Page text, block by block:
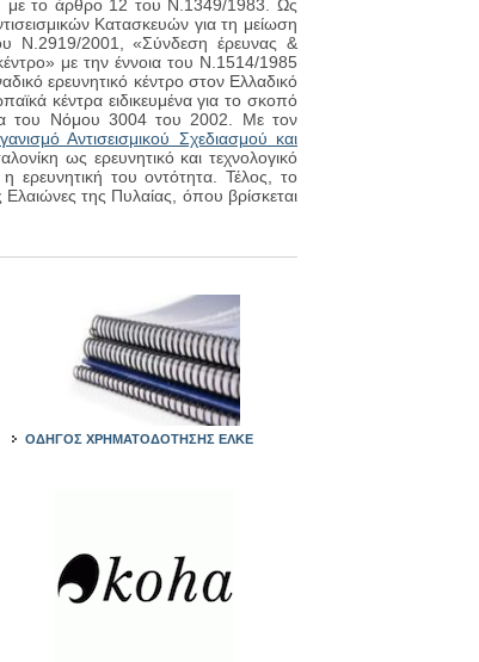
το άρθρο 12 του Ν.1349/1983. Ως
Κατασκευών για τη μείωση
Ν.2919/2001, «Σύνδεση έρευνας &
με την έννοια του Ν.1514/1985
ερευνητικό κέντρο στον Ελλαδικό
κέντρα ειδικευμένα για το σκοπό
του Νόμου 3004 του 2002. Με τον
Αντισεισμικού Σχεδιασμού και
ως ερευνητικό και τεχνολογικό
ερευνητική του οντότητα. Τέλος, το
της Πυλαίας, όπου βρίσκεται
ΟΔΗΓΟΣ ΧΡΗΜΑΤΟΔΟΤΗΣΗΣ ΕΛΚΕ